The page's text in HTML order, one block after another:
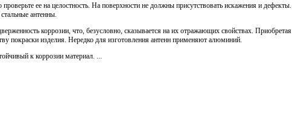
ее на целостность. На поверхности не должны присутствовать искажения и дефекты.
антенны.
коррозии, что, безусловно, сказывается на их отражающих свойствах. Приобретая
покраски изделия. Нередко для изготовления антенн применяют алюминий.
к коррозии материал. ...